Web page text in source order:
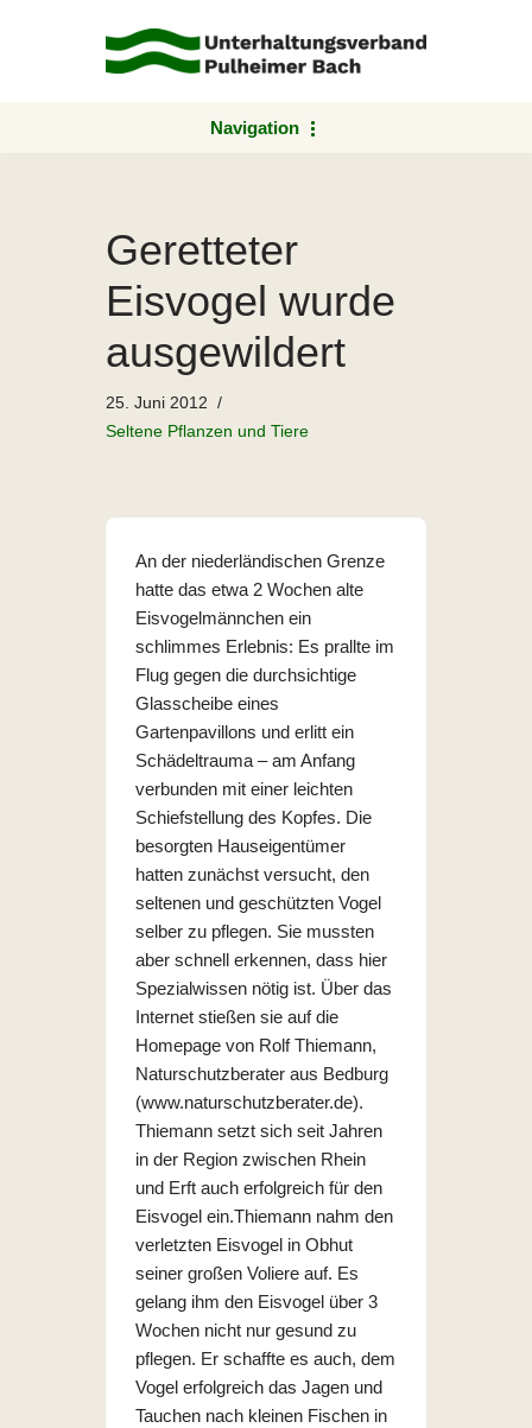
Navigation
Geretteter
Eisvogel wurde
ausgewildert
25. Juni 2012
Seltene Pflanzen und Tiere
An der niederländischen Grenze
hatte das etwa 2 Wochen alte
Eisvogelmännchen ein
schlimmes Erlebnis: Es prallte im
Flug gegen die durchsichtige
Glasscheibe eines
Gartenpavillons und erlitt ein
Schädeltrauma – am Anfang
verbunden mit einer leichten
Schiefstellung des Kopfes. Die
besorgten Hauseigentümer
hatten zunächst versucht, den
seltenen und geschützten Vogel
selber zu pflegen. Sie mussten
aber schnell erkennen, dass hier
Spezialwissen nötig ist. Über das
Internet stießen sie auf die
Homepage von Rolf Thiemann,
Naturschutzberater aus Bedburg
(www.naturschutzberater.de).
Thiemann setzt sich seit Jahren
in der Region zwischen Rhein
und Erft auch erfolgreich für den
Eisvogel ein.Thiemann nahm den
verletzten Eisvogel in Obhut
seiner großen Voliere auf. Es
gelang ihm den Eisvogel über 3
Wochen nicht nur gesund zu
pflegen. Er schaffte es auch, dem
Vogel erfolgreich das Jagen und
Tauchen nach kleinen Fischen in